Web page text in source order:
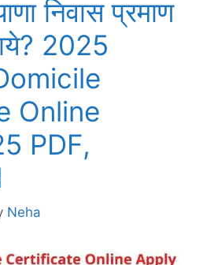
निवास प्रमाण
2025
Online
PDF,
Neha